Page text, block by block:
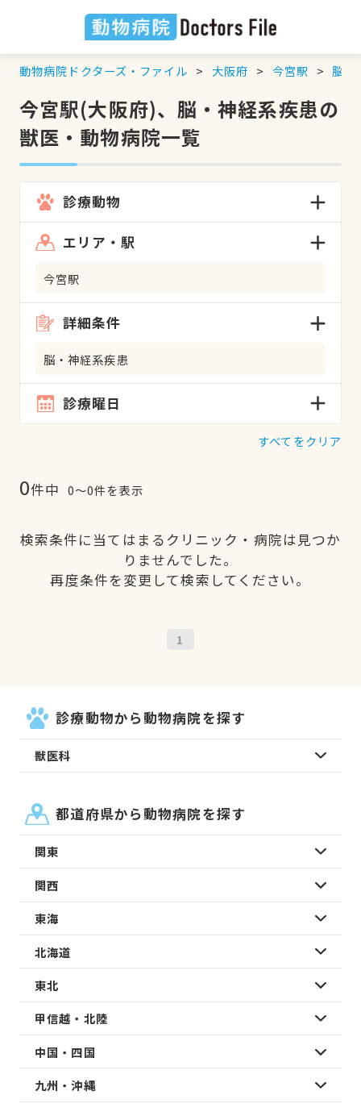
動物病院ドクターズ・ファイル 大阪府 今宮駅 脳・
今宮駅(大阪府)、脳・神経系疾患の
獣医・動物病院一覧
診療動物
エリア・駅
今宮駅
詳細条件
脳・神経系疾患
診療曜日
すべてをクリア
0件中 0〜0件を表示
検索条件に当てはまるクリニック・病院は見つか
りませんでした。
再度条件を変更して検索してください。
1
診療動物から動物病院を探す
獣医科
都道府県から動物病院を探す
関東
関西
東海
北海道
東北
甲信越・北陸
中国・四国
九州・沖縄